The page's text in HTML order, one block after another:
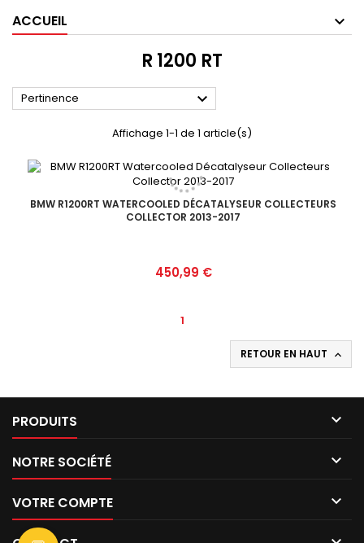
ACCUEIL
R 1200 RT
Pertinence 
Affichage 1-1 de 1 article(s)
BMW R1200RT WATERCOOLED DÉCATALYSEUR COLLECTEURS
COLLECTOR 2013-2017
Prix
450,99 €
1
RETOUR EN HAUT 
PRODUITS 
NOTRE SOCIÉTÉ 
VOTRE COMPTE 